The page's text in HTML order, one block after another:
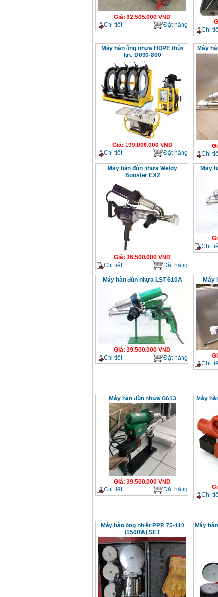
Giá: 62.505.000 VND
Chi tiết
Đặt hàng
Chi
Máy hàn ống nhựa HDPE thủy
lực D630-800
Giá: 199.800.000VND
Chi tiết
Đặt hàng
Máy
Chi
Máy hàn đùn nhựa Weldy
Booster EX2
Giá: 36.500.000 VND
Chi tiết
Đặt hàng
Máy
Chi
Máy hàn đùn nhựa LST 610A
Giá: 39.500.000 VND
Chi tiết
Đặt hàng
Máy
Chi
Máy hàn đùn nhựa G613
Giá: 39.500.000 VND
Chi tiết
Đặt hàng
Máy
Chi
Máy hàn ống nhiệt PPR 75-110
(1500W) SET
Máy